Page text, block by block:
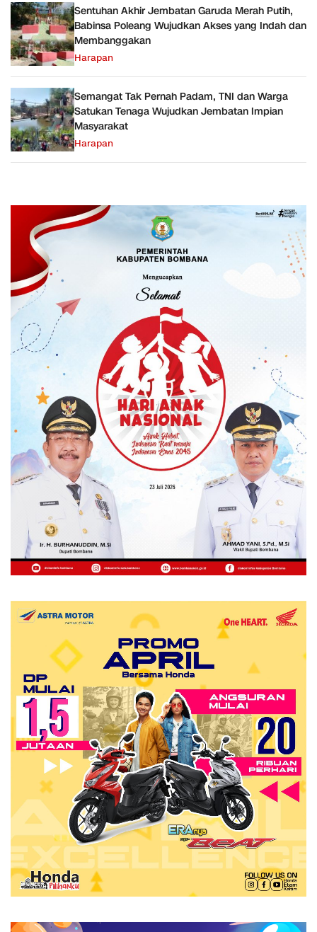
Sentuhan Akhir Jembatan Garuda Merah Putih,
Babinsa Poleang Wujudkan Akses yang Indah dan
Membanggakan
Harapan
Semangat Tak Pernah Padam, TNI dan Warga
Satukan Tenaga Wujudkan Jembatan Impian
Masyarakat
Harapan